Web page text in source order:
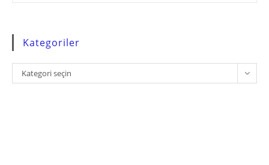
Kategoriler
Kategoriler
Kategori seçin